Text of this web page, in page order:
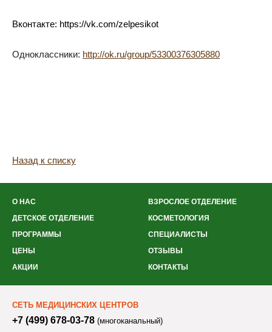
Вконтакте: https://vk.com/zelpesikot
Одноклассники: http://ok.ru/group/53300376305880
Назад к списку
О НАС
ВЗРОСЛОЕ ОТДЕЛЕНИЕ
ДЕТСКОЕ ОТДЕЛЕНИЕ
КОСМЕТОЛОГИЯ
ПРОГРАММЫ
СПЕЦИАЛИСТЫ
ЦЕНЫ
ОТЗЫВЫ
АКЦИИ
КОНТАКТЫ
СЕТЬ МЕДИЦИНСКИХ ЦЕНТРОВ
+7 (499) 678-03-78 (многоканальный)